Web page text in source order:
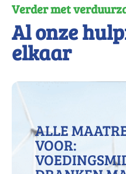
Verder met
Al onze
elkaar
ALLE
VOOR: